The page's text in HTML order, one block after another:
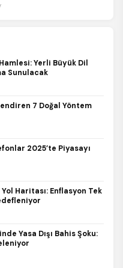
Yerli Büyük Dil
Sunulacak
7 Doğal Yöntem
2025’te Piyasayı
Haritası: Enflasyon Tek
Yasa Dışı Bahis Şoku: